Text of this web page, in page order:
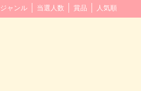
ジャンル 当選人数 賞品 人気順